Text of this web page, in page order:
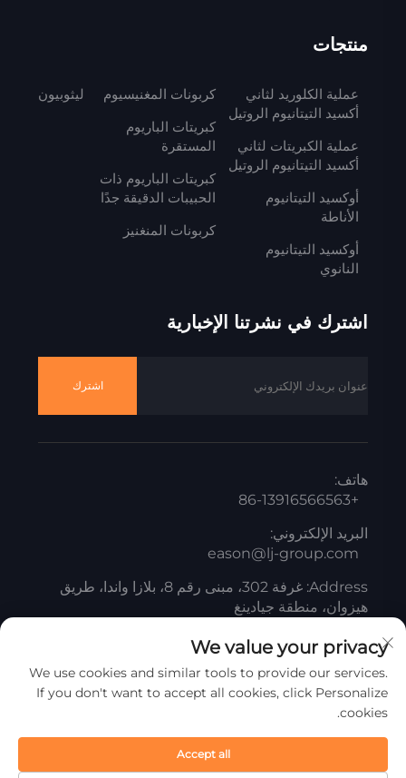
منتجات
عملية الكلوريد لثاني
أكسيد التيتانيوم الروتيل
عملية الكبريتات لثاني
أكسيد التيتانيوم الروتيل
أوكسيد التيتانيوم
الأناطة
أوكسيد التيتانيوم
النانوي
كربونات المغنيسيوم
كبريتات الباريوم
المستقرة
كبريتات الباريوم ذات
الحبيبات الدقيقة جدًا
كربونات المنغنيز
ليثوبيون
اشترك في نشرتنا الإخبارية
اشترك
هاتف:
+86-13916566563
البريد الإلكتروني:
eason@lj-group.com
Address: غرفة 302، مبنى رقم 8، بلازا واندا، طريق
هيزوان، منطقة جيادينغ
جميع الحقوق محفوظة © شركة شانغهاي ليانغجيانغ لمنتجات
التيتانيوم البيضاء المحدودةسياسة الخصوصية
انقر لأعلى
We value your privacy
We use cookies and similar tools to provide our services.
If you don't want to accept all cookies, click Personalize
cookies.
Accept all